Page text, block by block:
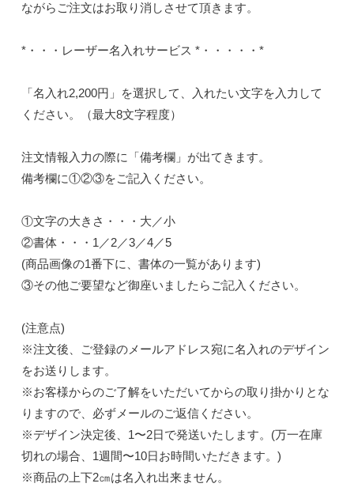
ながらご注文はお取り消しさせて頂きます。
*・・・レーザー名入れサービス *・・・・・*
「名入れ2,200円」を選択して、入れたい文字を入力して
ください。（最大8文字程度）
注文情報入力の際に「備考欄」が出てきます。
備考欄に①②③をご記入ください。
①文字の大きさ・・・大／小
②書体・・・1／2／3／4／5
(商品画像の1番下に、書体の一覧があります)
③その他ご要望など御座いましたらご記入ください。
(注意点)
※注文後、ご登録のメールアドレス宛に名入れのデザイン
をお送りします。
※お客様からのご了解をいただいてからの取り掛かりとな
りますので、必ずメールのご返信ください。
※デザイン決定後、1〜2日で発送いたします。(万一在庫
切れの場合、1週間〜10日お時間いただきます。)
※商品の上下2㎝は名入れ出来ません。